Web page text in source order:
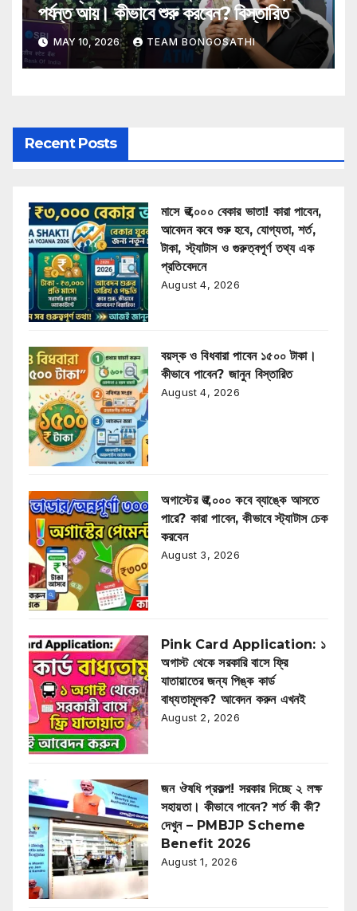
পর্যন্ত আয়। কীভাবে শুরু করবেন? বিস্তারিত
MAY 10, 2026 TEAM BONGOSATHI
Recent Posts
মাসে ₹৩,০০০ বেকার ভাতা! কারা পাবেন,
আবেদন কবে শুরু হবে, যোগ্যতা, শর্ত,
টাকা, স্ট্যাটাস ও গুরুত্বপূর্ণ তথ্য এক
প্রতিবেদনে
August 4, 2026
বয়স্ক ও বিধবারা পাবেন ১৫০০ টাকা।
কীভাবে পাবেন? জানুন বিস্তারিত
August 4, 2026
অগাস্টের ₹৩,০০০ কবে ব্যাঙ্কে আসতে
পারে? কারা পাবেন, কীভাবে স্ট্যাটাস চেক
করবেন
August 3, 2026
Pink Card Application: ১
অগাস্ট থেকে সরকারি বাসে ফ্রি
যাতায়াতের জন্য পিঙ্ক কার্ড
বাধ্যতামূলক? আবেদন করুন এখনই
August 2, 2026
জন ঔষধি প্রকল্প! সরকার দিচ্ছে ২ লক্ষ
সহায়তা। কীভাবে পাবেন? শর্ত কী কী?
দেখুন – PMBJP Scheme
Benefit 2026
August 1, 2026